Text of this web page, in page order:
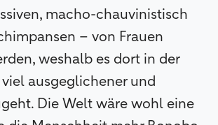
macho-chauvinistisch
– von Frauen
weshalb es dort in der
ausgeglichener und
Die Welt wäre wohl eine